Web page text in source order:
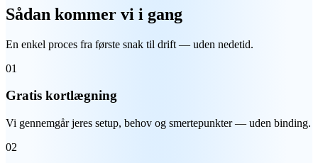
Sådan kommer vi i gang
En enkel proces fra første snak til drift — uden nedetid.
01
Gratis kortlægning
Vi gennemgår jeres setup, behov og smertepunkter — uden binding.
02